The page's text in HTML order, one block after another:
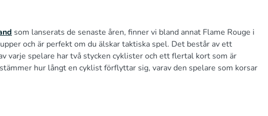
som lanserats de senaste åren, finner vi bland annat Flame Rouge i
och är perfekt om du älskar taktiska spel. Det består av ett
varje spelare har två stycken cyklister och ett flertal kort som är
hur långt en cyklist förflyttar sig, varav den spelare som korsar